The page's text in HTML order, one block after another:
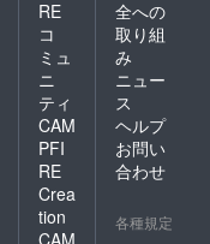
RE
コ
ミュ
ニ
ティ
CAM
PFI
RE
Crea
tion
全への
取り組
み
ニュー
ス
ヘルプ
お問い
合わせ
各種規定